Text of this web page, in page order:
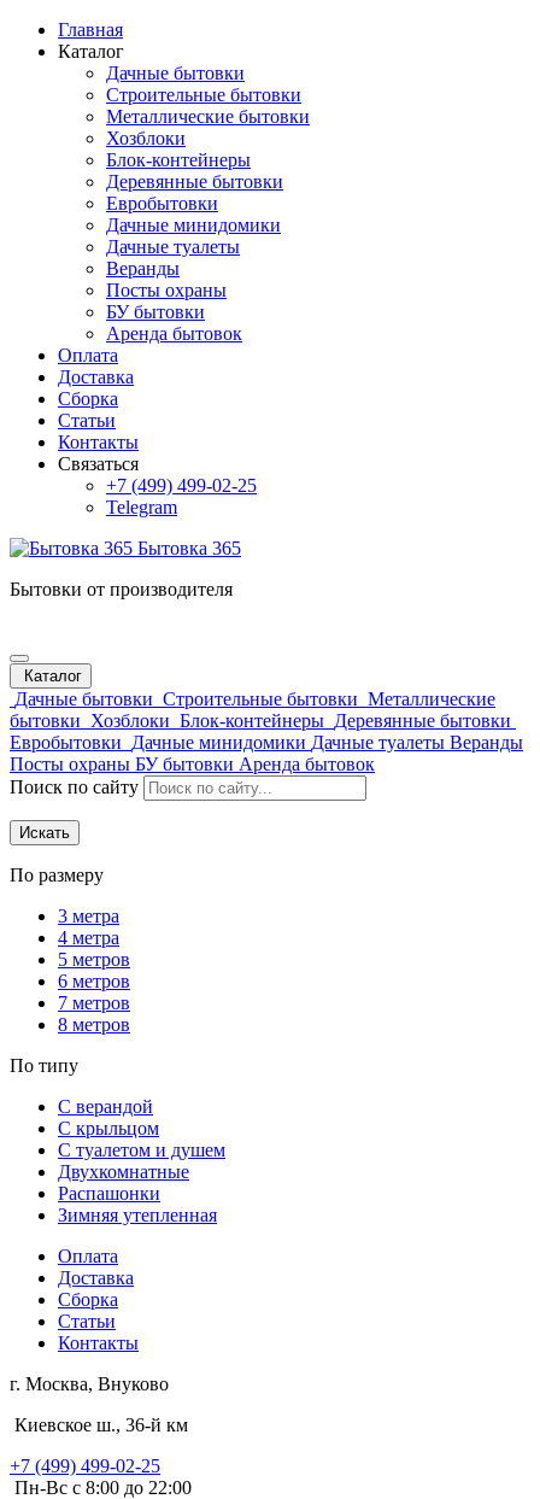
Главная
Каталог
Дачные бытовки
Строительные бытовки
Металлические бытовки
Хозблоки
Блок-контейнеры
Деревянные бытовки
Евробытовки
Дачные минидомики
Дачные туалеты
Веранды
Посты охраны
БУ бытовки
Аренда бытовок
Оплата
Доставка
Сборка
Статьи
Контакты
Связаться
+7 (499) 499-02-25
Telegram
Бытовка 365
Бытовки от производителя
Каталог
Дачные бытовки Строительные бытовки Металлические
бытовки Хозблоки Блок-контейнеры Деревянные бытовки
Евробытовки Дачные минидомики Дачные туалеты Веранды
Посты охраны БУ бытовки Аренда бытовок
Поиск по сайту
Искать
По размеру
3 метра
4 метра
5 метров
6 метров
7 метров
8 метров
По типу
С верандой
С крыльцом
С туалетом и душем
Двухкомнатные
Распашонки
Зимняя утепленная
Оплата
Доставка
Сборка
Статьи
Контакты
г. Москва, Внуково
Киевское ш., 36-й км
+7 (499) 499-02-25
Пн-Вс с 8:00 до 22:00